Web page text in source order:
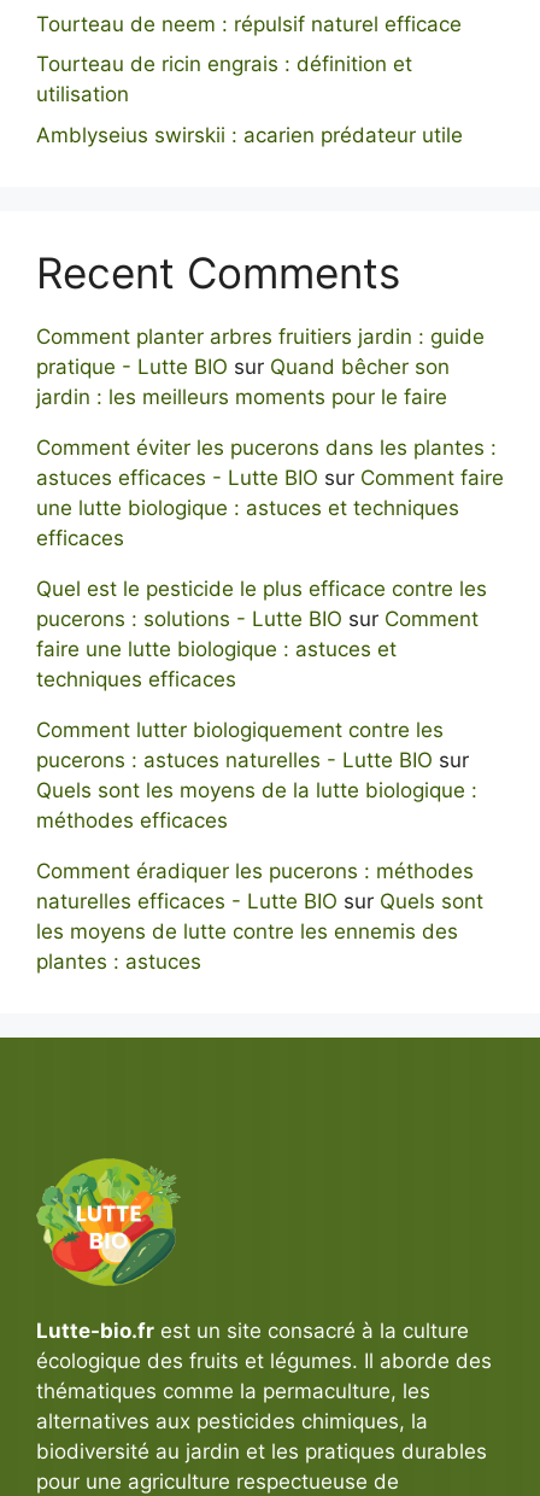
Tourteau de neem : répulsif naturel efficace
Tourteau de ricin engrais : définition et
utilisation
Amblyseius swirskii : acarien prédateur utile
Recent Comments
Comment planter arbres fruitiers jardin : guide
pratique - Lutte BIO sur Quand bêcher son
jardin : les meilleurs moments pour le faire
Comment éviter les pucerons dans les plantes :
astuces efficaces - Lutte BIO sur Comment faire
une lutte biologique : astuces et techniques
efficaces
Quel est le pesticide le plus efficace contre les
pucerons : solutions - Lutte BIO sur Comment
faire une lutte biologique : astuces et
techniques efficaces
Comment lutter biologiquement contre les
pucerons : astuces naturelles - Lutte BIO sur
Quels sont les moyens de la lutte biologique :
méthodes efficaces
Comment éradiquer les pucerons : méthodes
naturelles efficaces - Lutte BIO sur Quels sont
les moyens de lutte contre les ennemis des
plantes : astuces
Lutte-bio.fr est un site consacré à la culture
écologique des fruits et légumes. Il aborde des
thématiques comme la permaculture, les
alternatives aux pesticides chimiques, la
biodiversité au jardin et les pratiques durables
pour une agriculture respectueuse de